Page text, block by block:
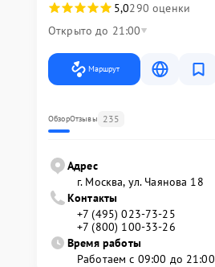
5,0290 оценки
Открыто до 21:00
Маршрут
ОбзорОтзывы 235
Адрес
г. Москва, ул. Чаянова 18
Контакты
+7 (495) 023-73-25
+7 (800) 100-33-26
Время работы
Работаем с 09:00 до 21:00